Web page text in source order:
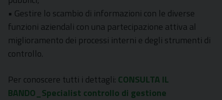
• Gestire lo scambio di informazioni con le diverse
funzioni aziendali con una partecipazione attiva al
miglioramento dei processi interni e degli strumenti di
controllo.
Per conoscere tutti i dettagli: CONSULTA IL
BANDO_Specialist controllo di gestione